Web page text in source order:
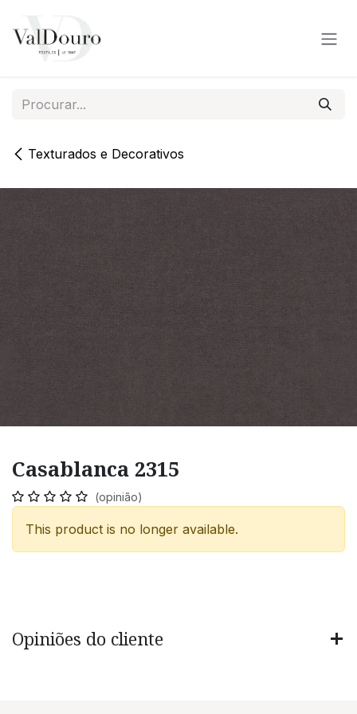
Texturados e Decorativos
Casablanca 2315
(opinião)
This product is no longer available.
Opiniões do cliente